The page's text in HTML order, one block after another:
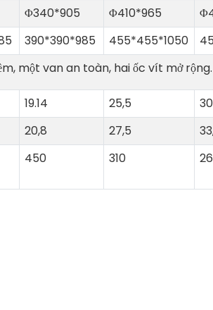
Φ340*905 Φ410*965
390*390*985 455*455*1050
một van an toàn, hai ốc vít mở rộng.
19.14 25,5
20,8 27,5
450 310